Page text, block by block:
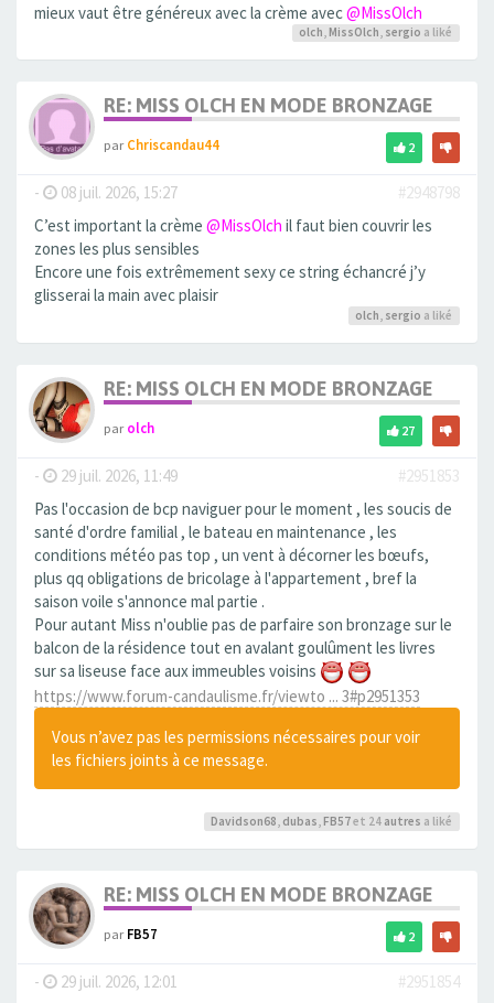
mieux vaut être généreux avec la crème avec@MissOlch
olch, MissOlch, sergio a liké
RE: MISS OLCH EN MODE BRONZAGE
parChriscandau44 2
- 08 juil. 2026, 15:27
#2948798
C’est important la crème @MissOlch il faut bien couvrir les
zones les plus sensibles
Encore une fois extrêmement sexy ce string échancré j’y
glisserai la main avec plaisir
olch sergio a liké
RE: MISS OLCH EN MODE BRONZAGE
parolch 27
- 29 juil. 2026, 11:49
#2951853
Pas l'occasion de bcp naviguer pour le moment , les soucis de
santé d'ordre familial , le bateau en maintenance , les
conditions météo pas top , un vent à décorner les bœufs,
plus qq obligations de bricolage à l'appartement , bref la
saison voile s'annonce mal partie .
Pour autant Miss n'oublie pas de parfaire son bronzage sur le
balcon de la résidence tout en avalant goulûment les livres
sur sa liseuse face aux immeubles voisins
https://www.forum-candaulisme.fr/viewto ... 3#p2951353
Vous n’avez pas les permissions nécessaires pour voir
les fichiers joints à ce message.
Davidson68 dubas FB57et 24 autres a liké
RE: MISS OLCH EN MODE BRONZAGE
parFB57 2
- 29 juil. 2026, 12:01
#2951854